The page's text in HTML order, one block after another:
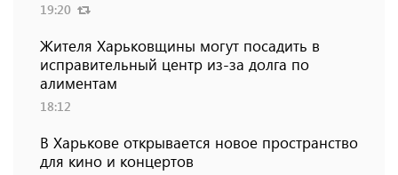
19:20
Жителя Харьковщины могут посадить в
исправительный центр из-за долга по
алиментам
18:12
В Харькове открывается новое пространство
для кино и концертов